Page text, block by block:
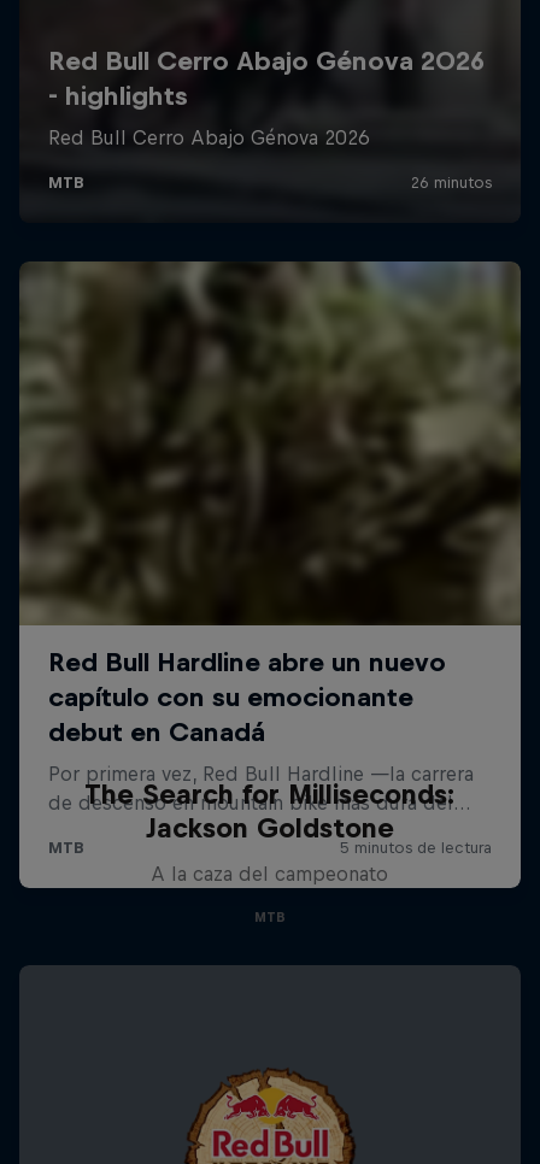
The Search for Milliseconds:
Jackson Goldstone
A la caza del campeonato
MTB